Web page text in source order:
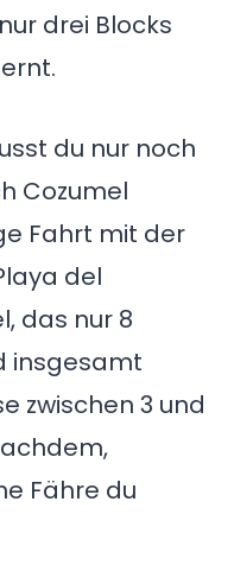
drei Blocks
du nur noch
Cozumel
Fahrt mit der
del
das nur 8
insgesamt
zwischen 3 und
Fähre du